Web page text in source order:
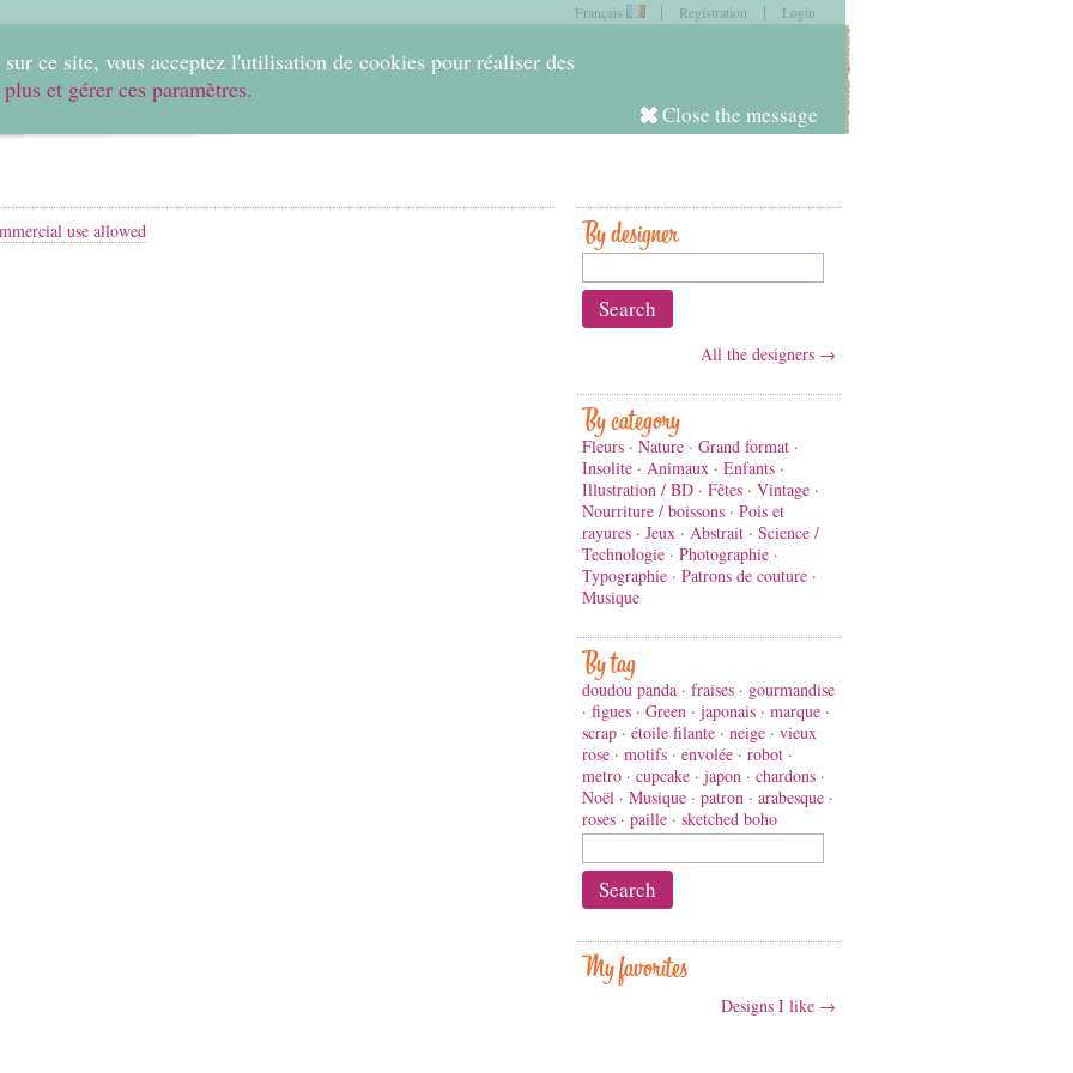
ce site, vous acceptez l'utilisation de cookies pour réaliser des
et gérer ces paramètres.
Close the message
Français | Registration | Login
0item in
Log in
use allowed By designer
All the designers →
By category
Fleurs · Nature · Grand format ·
Insolite · Animaux · Enfants ·
Illustration / BD · Fêtes · Vintage ·
Nourriture / boissons · Pois et
rayures · Jeux · Abstrait · Science /
Technologie · Photographie ·
Typographie · Patrons de couture ·
Musique
By tag
doudou panda · fraises · gourmandise
· figues · Green · japonais · marque ·
scrap · étoile filante · neige · vieux
rose · motifs · envolée · robot ·
metro · cupcake · japon · chardons ·
Noël · Musique · patron · arabesque ·
roses · paille · sketched boho
My favorites
Designs I like →